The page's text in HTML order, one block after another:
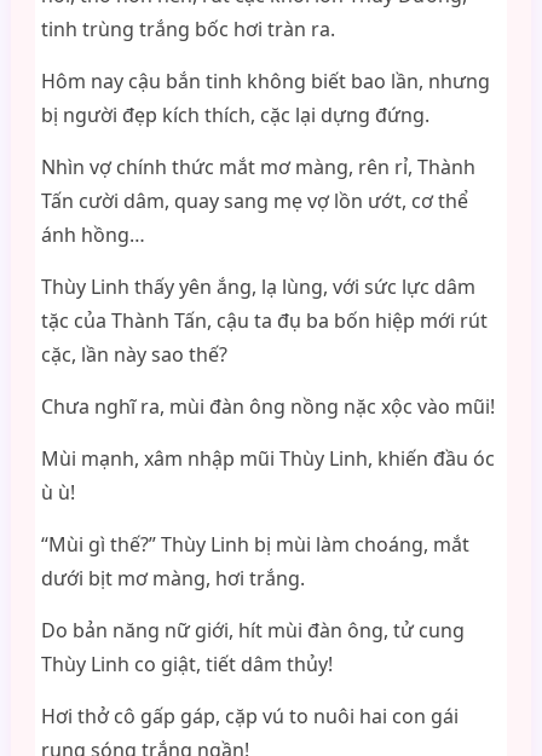
tinh trùng trắng bốc hơi tràn ra.
Hôm nay cậu bắn tinh không biết bao lần, nhưng
bị người đẹp kích thích, cặc lại dựng đứng.
Nhìn vợ chính thức mắt mơ màng, rên rỉ, Thành
Tấn cười dâm, quay sang mẹ vợ lồn ướt, cơ thể
ánh hồng…
Thùy Linh thấy yên ắng, lạ lùng, với sức lực dâm
tặc của Thành Tấn, cậu ta đụ ba bốn hiệp mới rút
cặc, lần này sao thế?
Chưa nghĩ ra, mùi đàn ông nồng nặc xộc vào mũi!
Mùi mạnh, xâm nhập mũi Thùy Linh, khiến đầu óc
ù ù!
“Mùi gì thế?” Thùy Linh bị mùi làm choáng, mắt
dưới bịt mơ màng, hơi trắng.
Do bản năng nữ giới, hít mùi đàn ông, tử cung
Thùy Linh co giật, tiết dâm thủy!
Hơi thở cô gấp gáp, cặp vú to nuôi hai con gái
rung sóng trắng ngần!